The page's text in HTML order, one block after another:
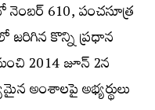
610, పంచసూత్ర
జరిగిన కొన్ని ప్రధాన
2014 జూన్‌ 2న
అంశాలపై అభ్యర్థులు